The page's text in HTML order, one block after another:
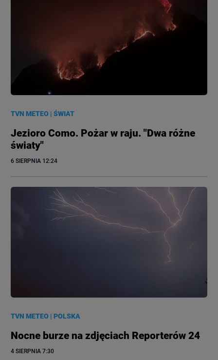
TVN METEO |ŚWIAT
Jezioro Como. Pożar w raju. "Dwa różne
światy"
6 SIERPNIA 12:24
TVN METEO |POLSKA
Nocne burze na zdjęciach Reporterów 24
4 SIERPNIA 7:30